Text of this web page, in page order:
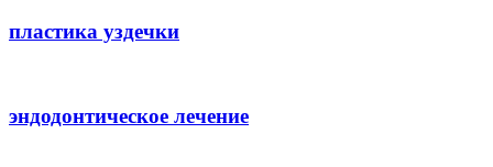
пластика уздечки
эндодонтическое лечение